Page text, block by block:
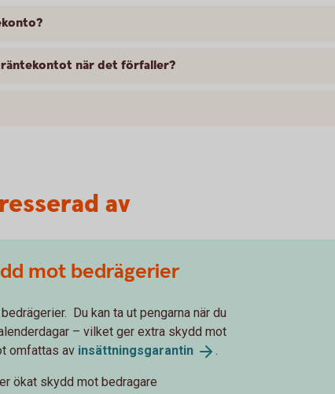
när det förfaller?
av
mot bedrägerier
Du kan ta ut pengarna när du
– vilket ger extra skydd mot
omfattas av insättningsgarantin .
ökat skydd mot bedragare